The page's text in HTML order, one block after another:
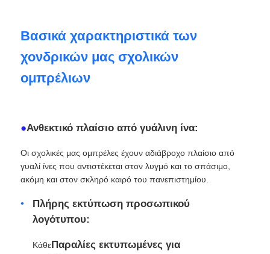
ομπρέλες παραλιών
Βασικά χαρακτηριστικά των
χονδρικών μας σχολικών
ομπρέλιων
●Ανθεκτικό πλαίσιο από γυάλινη ίνα:
Οι σχολικές μας ομπρέλες έχουν αδιάβροχο πλαίσιο από
γυαλί ίνες που αντιστέκεται στον λυγμό και το σπάσιμο,
ακόμη και στον σκληρό καιρό του πανεπιστημίου.
Πλήρης εκτύπωση προσωπικού
λογότυπου:
ΚάθεΠαραλίες εκτυπωμένες για